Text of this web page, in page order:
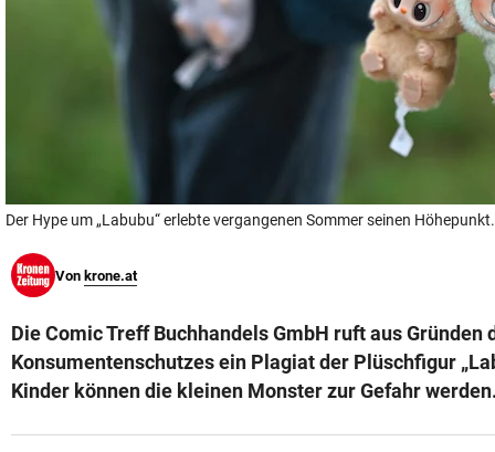
Der Hype um „Labubu“ erlebte vergangenen Sommer seinen Höhepunkt.
Von krone.at
Die Comic Treff Buchhandels GmbH ruft aus Gründen
Konsumentenschutzes ein Plagiat der Plüschfigur
Kinder können die kleinen Monster zur Gefahr werden.